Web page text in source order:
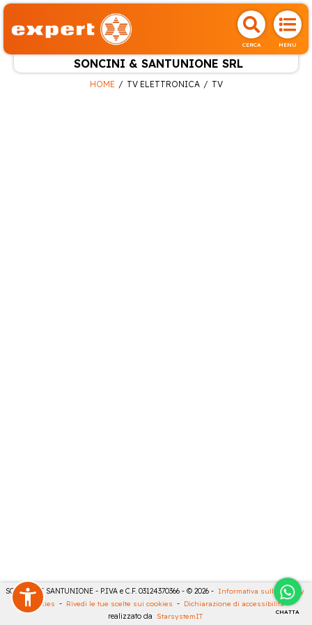
CERCA MENU
SONCINI & SANTUNIONE SRL
CHATTA
HOME TV ELETTRONICA TV
SONCINI E SANTUNIONE - P.IVA e C.F. 03124370366 - © 2026 - Informativa sulla privacy
Cookies - Rivedi le tue scelte sui cookies - Dichiarazione di accessibilità -
realizzato da StarsystemIT